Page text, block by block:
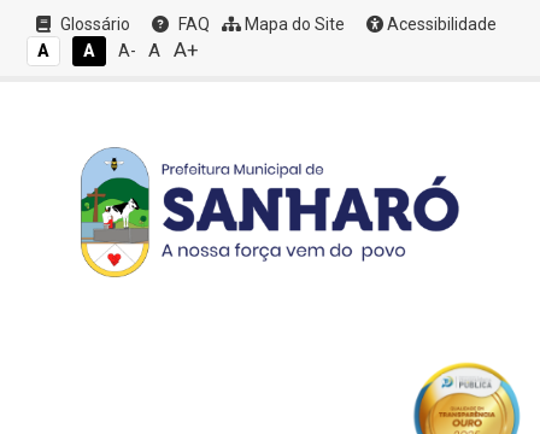
Glossário FAQ Mapa do Site
Acessibilidade
A
A A- A A+